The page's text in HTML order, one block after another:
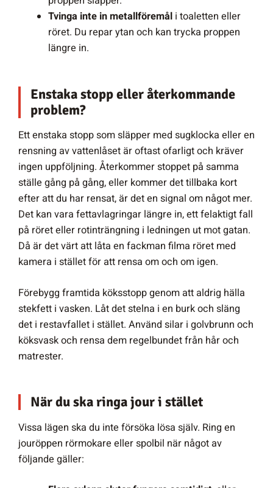
Tvinga inte in metallföremåli toaletten eller
röret. Du repar ytan och kan trycka proppen
längre in.
Enstaka stopp eller återkommande
problem?
Ett enstaka stopp som släpper med sugklocka eller en
rensning av vattenlåset är oftast ofarligt och kräver
ingen uppföljning. Återkommer stoppet på samma
ställe gång på gång, eller kommer det tillbaka kort
efter att du har rensat, är det en signal om något mer.
Det kan vara fettavlagringar längre in, ett felaktigt fall
på röret eller rotinträngning i ledningen ut mot gatan.
Då är det värt att låta en fackman filma röret med
kamera i stället för att rensa om och om igen.
Förebygg framtida köksstopp genom att aldrig hälla
stekfett i vasken. Låt det stelna i en burk och släng
det i restavfallet i stället. Använd silar i golvbrunn och
köksvask och rensa dem regelbundet från hår och
matrester.
När du ska ringa jour i stället
Vissa lägen ska du inte försöka lösa själv. Ring en
jouröppen rörmokare eller spolbil när något av
följande gäller: